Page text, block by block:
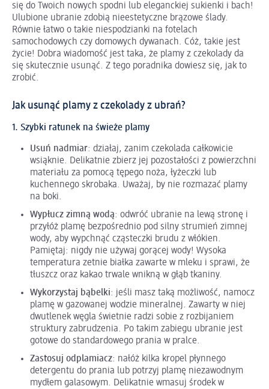
się do Twoich nowych spodni lub eleganckiej sukienki i bach!
Ulubione ubranie zdobią nieestetyczne brązowe ślady.
Równie łatwo o takie niespodzianki na fotelach
samochodowych czy domowych dywanach. Cóż, takie jest
życie! Dobra wiadomość jest taka, że plamy z czekolady da
się skutecznie usunąć. Z tego poradnika dowiesz się, jak to
zrobić.
Jak usunąć plamy z czekolady z ubrań?
1. Szybki ratunek na świeże plamy
Usuń nadmiar: działaj, zanim czekolada całkowicie
wsiąknie. Delikatnie zbierz jej pozostałości z powierzchni
materiału za pomocą tępego noża, łyżeczki lub
kuchennego skrobaka. Uważaj, by nie rozmazać plamy
na boki.
Wypłucz zimną wodą: odwróć ubranie na lewą stronę i
przyłóż plamę bezpośrednio pod silny strumień zimnej
wody, aby wypchnąć cząsteczki brudu z włókien.
Pamiętaj: nigdy nie używaj gorącej wody! Wysoka
temperatura zetnie białka zawarte w mleku i sprawi, że
tłuszcz oraz kakao trwale wnikną w głąb tkaniny.
Wykorzystaj bąbelki: jeśli masz taką możliwość, namocz
plamę w gazowanej wodzie mineralnej. Zawarty w niej
dwutlenek węgla świetnie radzi sobie z rozbijaniem
struktury zabrudzenia. Po takim zabiegu ubranie jest
gotowe do standardowego prania w pralce.
Zastosuj odplamiacz: nałóż kilka kropel płynnego
detergentu do prania lub potrzyj plamę niezawodnym
mydłem galasowym. Delikatnie wmasuj środek w